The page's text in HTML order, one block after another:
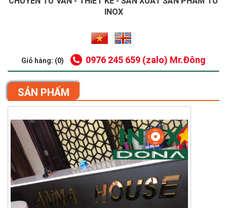
INOX
Giỏ hàng: (0) 0976 245 659 (zalo) Mr.Đông
SẢN PHẨM